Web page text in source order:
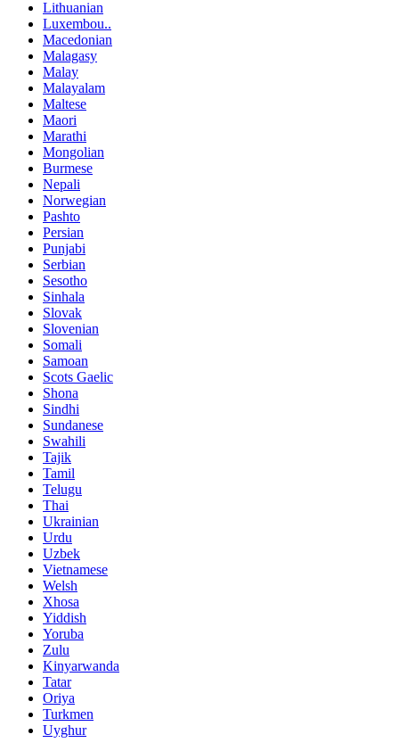
Lithuanian
Luxembou..
Macedonian
Malagasy
Malay
Malayalam
Maltese
Maori
Marathi
Mongolian
Burmese
Nepali
Norwegian
Pashto
Persian
Punjabi
Serbian
Sesotho
Sinhala
Slovak
Slovenian
Somali
Samoan
Scots Gaelic
Shona
Sindhi
Sundanese
Swahili
Tajik
Tamil
Telugu
Thai
Ukrainian
Urdu
Uzbek
Vietnamese
Welsh
Xhosa
Yiddish
Yoruba
Zulu
Kinyarwanda
Tatar
Oriya
Turkmen
Uyghur